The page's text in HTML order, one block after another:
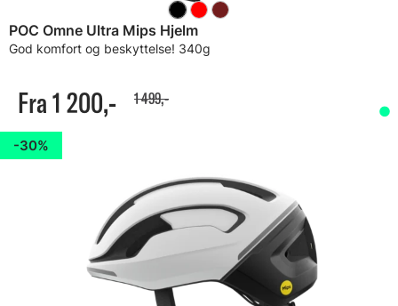
POC Omne Ultra Mips Hjelm
God komfort og beskyttelse! 340g
Fra 1 200,- 1 499,-
30%